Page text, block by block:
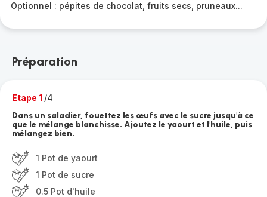
Optionnel : pépites de chocolat, fruits secs, pruneaux...
Préparation
Etape 1 /4
Dans un saladier, fouettez les œufs avec le sucre jusqu'à ce
que le mélange blanchisse. Ajoutez le yaourt et l'huile, puis
mélangez bien.
1 Pot de yaourt
1 Pot de sucre
0.5 Pot d'huile